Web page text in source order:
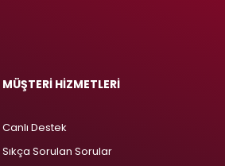
MÜŞTERİ HİZMETLERİ
Canlı Destek
Sıkça Sorulan Sorular